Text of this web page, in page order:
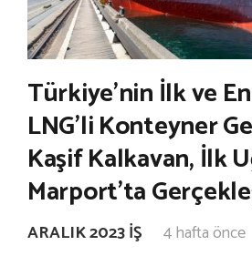
Türkiye’nin İlk ve
LNG’li Konteyner
Kaşif Kalkavan, İlk
Marport’ta
ARALIK 2023 İŞ 4 hafta önce